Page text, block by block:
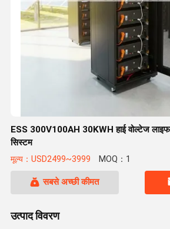
ESS 300V100AH ​​30KWH हाई वोल्टेज
सिस्टम
मूल्य：USD2499~3999 MOQ：1
सबसे अच्छी कीमत
उत्पाद विवरण